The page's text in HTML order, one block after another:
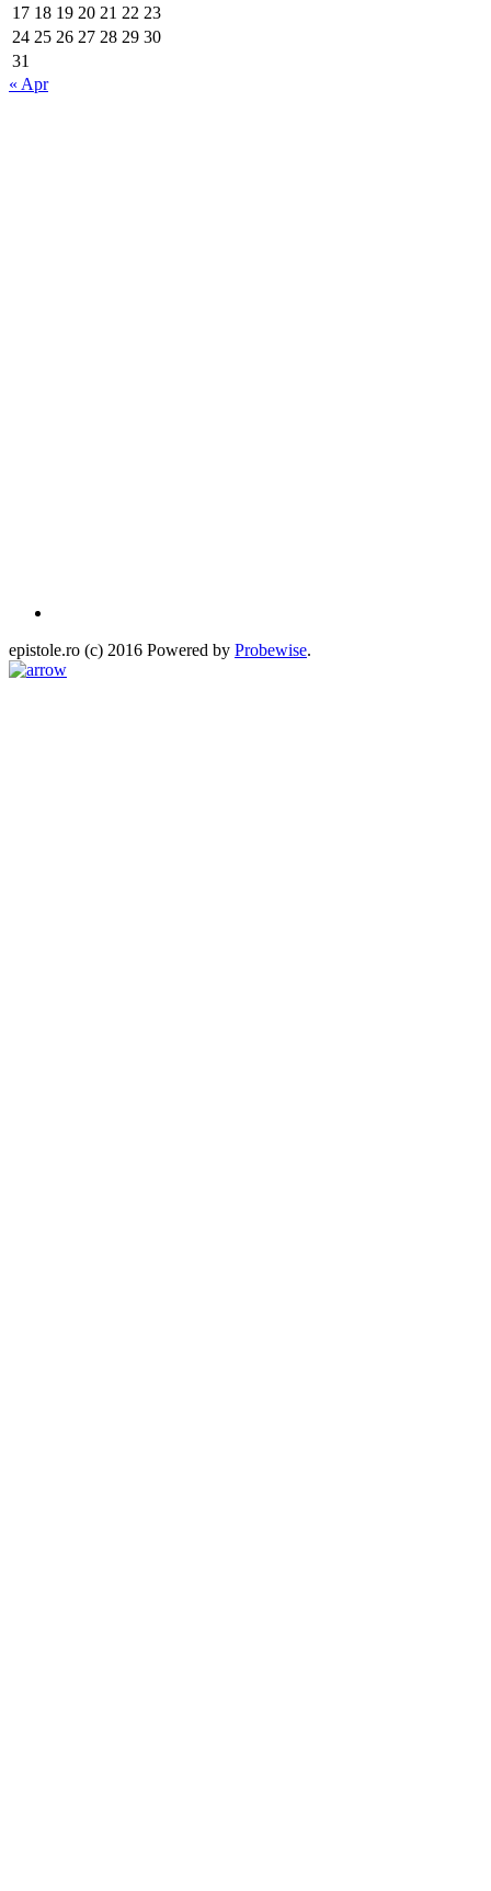
17 18 19 20 21 22 23
24 25 26 27 28 29 30
31
« Apr
epistole.ro (c) 2016 Powered by Probewise.